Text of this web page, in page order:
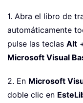
1. Abra el libro de
automáticamente
pulse las teclas Alt
Microsoft Visual
2. En Microsoft
doble clic en